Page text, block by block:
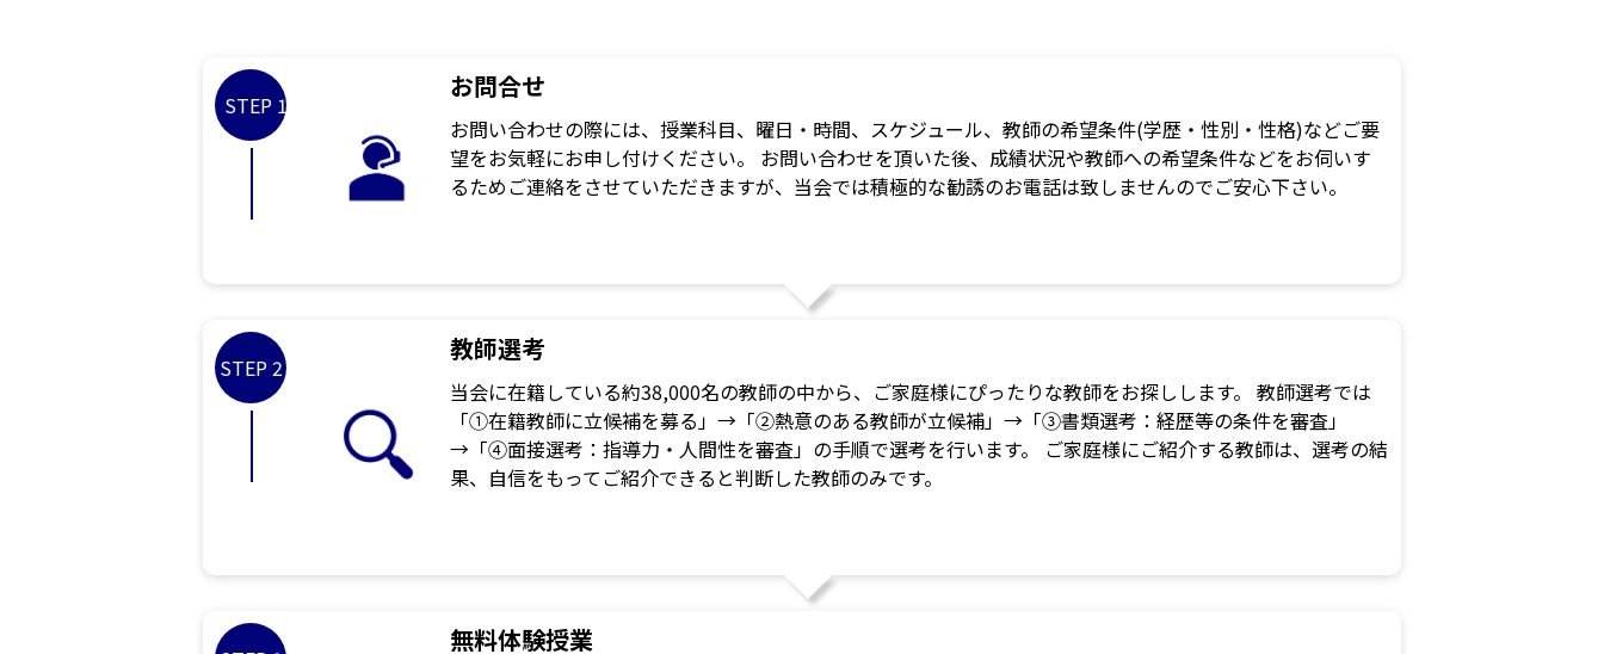
STEP 1
お問合せ
お問い合わせの際には、授業科目、曜日・時間、スケジュール、教師の希望条件(学歴・性別・性格)などご要
望をお気軽にお申し付けください。 お問い合わせを頂いた後、成績状況や教師への希望条件などをお伺いす
るためご連絡をさせていただきますが、当会では積極的な勧誘のお電話は致しませんのでご安心下さい。
STEP 2
教師選考
当会に在籍している約38,000名の教師の中から、ご家庭様にぴったりな教師をお探しします。 教師選考では
「①在籍教師に立候補を募る」→「②熱意のある教師が立候補」→「③書類選考：経歴等の条件を審査」
→「④面接選考：指導力・人間性を審査」の手順で選考を行います。 ご家庭様にご紹介する教師は、選考の結
果、自信をもってご紹介できると判断した教師のみです。
無料体験授業